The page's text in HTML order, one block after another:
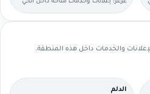
عرعر: إعلانات وخدمات متاحة داخل الحي
مع وسائل تواصل مباشرة.
والخدمات داخل هذه المنطقة.
الدلم